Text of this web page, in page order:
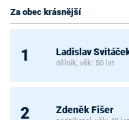
Za obec krásnější
1 Ladislav
dělník, věk: 50 let
2 Zdeněk Fišer